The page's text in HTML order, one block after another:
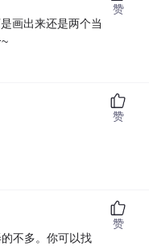
画出来还是两个当
赞
赞
不多。你可以找
赞